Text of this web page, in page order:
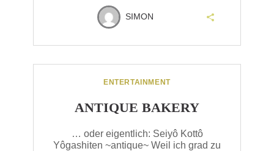
SIMON
ENTERTAINMENT
ANTIQUE BAKERY
… oder eigentlich: Seiyô Kottô
Yôgashiten ~antique~ Weil ich grad zu